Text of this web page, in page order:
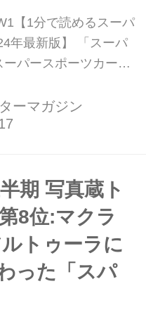
【1分で読めるスーパ
年最新版】 「スーパ
パースポーツカーだ
うな存在」だ。ここ
そんな魅力あるモデル
ーマガジン
期 写真蔵ト
8位:マクラ
トゥーラに
った「スパ